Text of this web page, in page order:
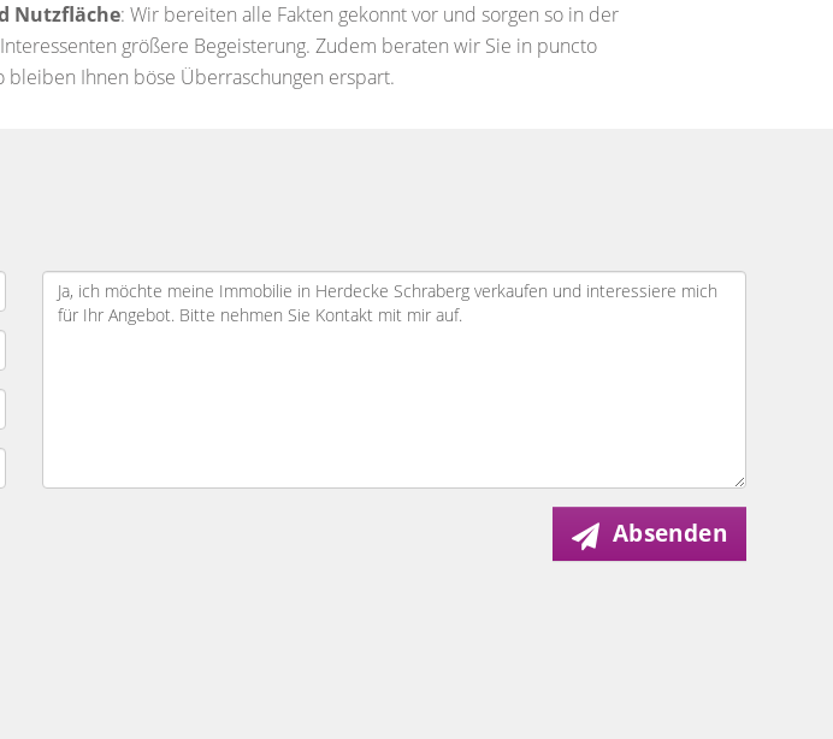
Nutzfläche: Wir bereiten alle Fakten gekonnt vor und sorgen so in der
größere Begeisterung. Zudem beraten wir Sie in puncto
bleiben Ihnen böse Überraschungen erspart.
Absenden